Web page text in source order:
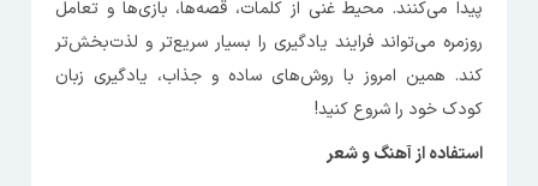
پیدا می‌کنند. محیط غنی از کلمات، قصه‌ها، بازی‌ها و تعامل
روزمره می‌تواند فرایند یادگیری را بسیار سریع‌تر و لذت‌بخش‌تر
کند. همین امروز با روش‌های ساده و جذاب، یادگیری زبان
کودک خود را شروع کنید!
استفاده از آهنگ و شعر